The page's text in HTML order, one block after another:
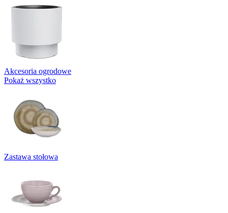
Akcesoria ogrodowe
Pokaż wszystko
Zastawa stołowa